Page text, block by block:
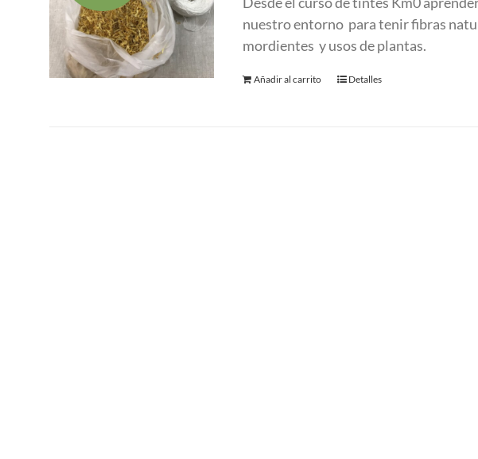
era:
280.00 €.
es:
190.00 €.
nuestro entorno para tenir fibras
mordientes y usos de plantas.
Añadir al carrito Detalles